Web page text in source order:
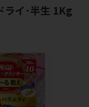
ライ･半生 1Kg